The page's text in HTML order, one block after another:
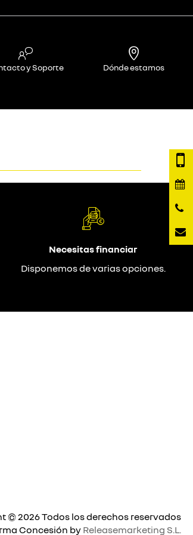
y Soporte Dónde estamos
Necesitas financiar
Disponemos de varias opciones.
© 2026 Todos los derechos reservados
Concesión by Releasemarketing S.L.